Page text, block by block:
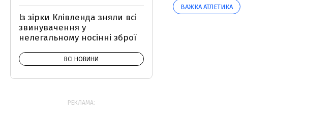
ВАЖКА АТЛЕТИКА
Із зірки Клівленда зняли всі
звинувачення у
нелегальному носінні зброї
ВСІ НОВИНИ
РЕКЛАМА: